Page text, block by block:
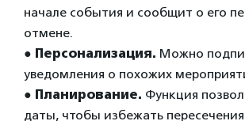
начале события и сообщит о его
отмене.
● Персонализация. Можно
уведомления о похожих
● Планирование. Функция
даты, чтобы избежать